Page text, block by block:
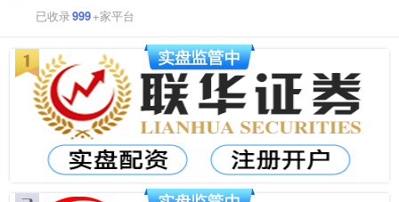
已收录999+家平台